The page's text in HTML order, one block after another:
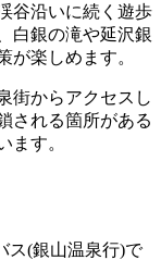
谷沿いに続く遊歩
白銀の滝や延沢銀
が楽しめます。
街からアクセスし
される箇所がある
ます。
ス(銀山温泉行)で